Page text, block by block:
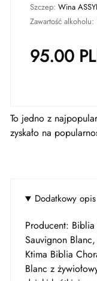
Szczep: Wina
Zawartość alkoholu:
95.00
To jedno z
zyskało na
Dodatkowy opis
Producent:
Sauvignon
Ktima Biblia
Blanc z